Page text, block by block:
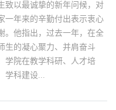
致以最诚挚的新年问候，对
一年来的辛勤付出表示衷心
。他指出，过去一年，在全
生的凝心聚力、并肩奋斗
学院在教学科研、人才培
学科建设...